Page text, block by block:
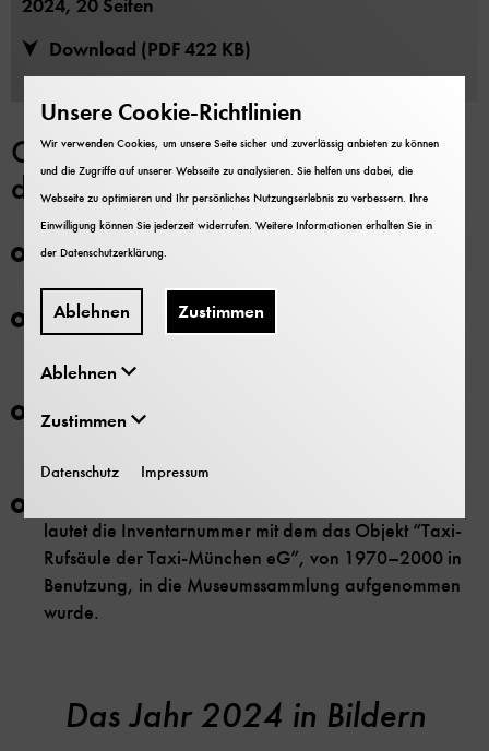
2024, 20 Seiten
Download (PDF 422 KB)
Ganz besondere Kennzahlen aus
dem Jahresbericht:
1.531.646
3.719
Museumsinsel
77
vererbt
lautet die Inventarnummer mit dem das Objekt “Taxi-
Rufsäule der Taxi-München eG”, von 1970–2000 in
Benutzung, in die Museumssammlung aufgenommen
wurde.
Das Jahr 2024 in Bildern
Inhaltskarussell
Unsere Cookie-Richtlinien
Wir verwenden Cookies, um unsere Seite sicher und zuverlässig anbieten zu können
und die Zugriffe auf unserer Webseite zu analysieren. Sie helfen uns dabei, die
Webseite zu optimieren und Ihr persönliches Nutzungserlebnis zu verbessern. Ihre
Einwilligung können Sie jederzeit widerrufen. Weitere Informationen erhalten Sie in
derDatenschutzerklärung
Ablehnen Zustimmen
Ablehnen
Zustimmen
Datenschutz Impressum